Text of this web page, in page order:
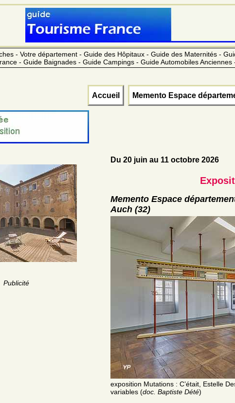
- Votre département - Guide des Hôpitaux - Guide des Maternités -
- Guide Baignades - Guide Campings - Guide Automobiles
Accueil Memento Espace
Publicité
Du 20 juin au 11 octobre 2026
Memento Espace
Auch (32)
exposition Mutations : C’était, Estelle
variables (doc. Baptiste Dété)